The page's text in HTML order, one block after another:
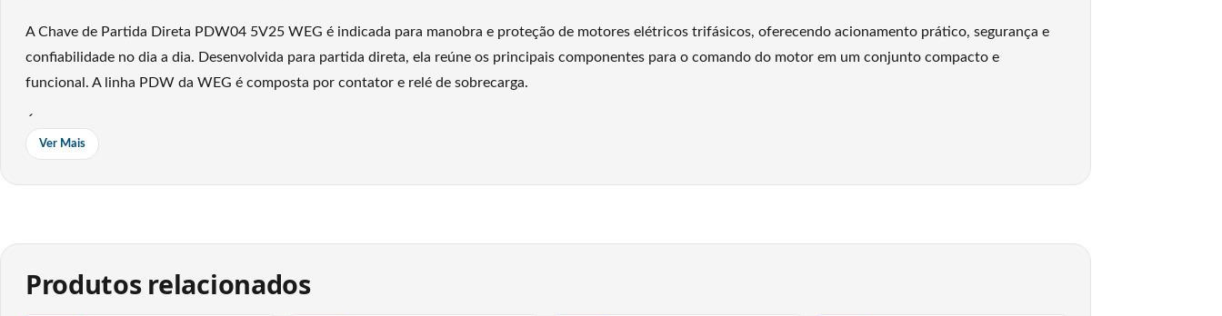
A Chave de Partida Direta PDW04 5V25 WEG é indicada para manobra e proteção de motores elétricos trifásicos, oferecendo acionamento prático, segurança e
confiabilidade no dia a dia. Desenvolvida para partida direta, ela reúne os principais componentes para o comando do motor em um conjunto compacto e
funcional. A linha PDW da WEG é composta por contator e relé de sobrecarga.
diferencial está na praticidade de uso, na estrutura compacta e na proteção contra sobrecarga, ajudando a aumentar a segurança da operação.
Informações do produto
Modelo PDW04 5V25
Ver Mais
Produtos relacionados